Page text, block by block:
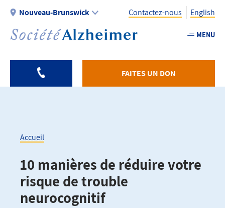
Aller
contenu
Nouveau-Brunswick
Utility
-
Fr
-
Contactez-nous English
MENU
FAITES UN DON
Fil
d'Ariane
Accueil
10 manières de réduire votre
risque de trouble
neurocognitif